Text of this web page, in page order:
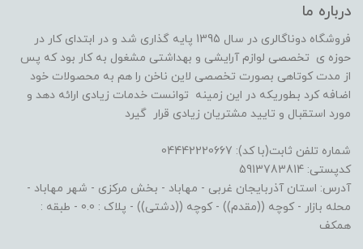
درباره ما
فروشگاه دوناگالری در سال 1395 پایه گذاری شد و در ابتدای کار در
حوزه ی تخصصی لوازم آرایشی و بهداشتی مشغول به کار بود که پس
از مدت کوتاهی بصورت تخصصی لاین ناخن را هم به محصولات خود
اضافه کرد بطوریکه در این زمینه توانست خدمات زیادی ارائه دهد و
مورد استقبال و تایید مشتریان زیادی قرار گیرد
شماره تلفن ثابت(با کد): 04442220667
کدپستی: 5913783814
آدرس: استان آذربایجان غربی - مهاباد - بخش مرکزی - شهر مهاباد -
محله بازار - کوچه ((مقدم)) - کوچه ((دشتی)) - پلاک : 0.0 - طبقه :
همکف